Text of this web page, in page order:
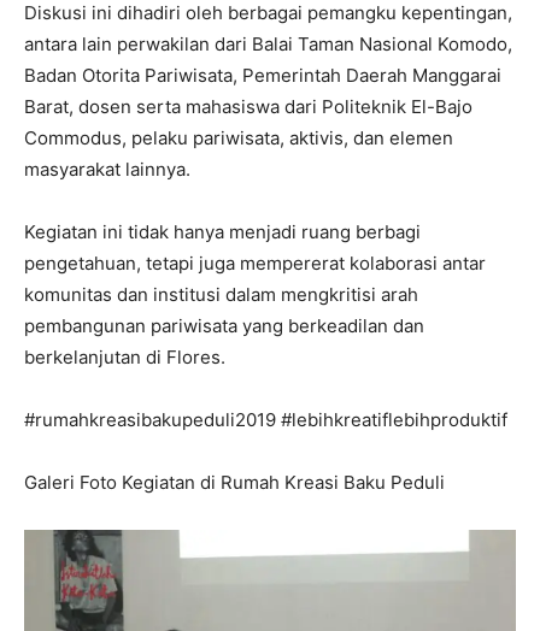
Diskusi ini dihadiri oleh berbagai pemangku kepentingan,
antara lain perwakilan dari Balai Taman Nasional Komodo,
Badan Otorita Pariwisata, Pemerintah Daerah Manggarai
Barat, dosen serta mahasiswa dari Politeknik El-Bajo
Commodus, pelaku pariwisata, aktivis, dan elemen
masyarakat lainnya.
Kegiatan ini tidak hanya menjadi ruang berbagi
pengetahuan, tetapi juga mempererat kolaborasi antar
komunitas dan institusi dalam mengkritisi arah
pembangunan pariwisata yang berkeadilan dan
berkelanjutan di Flores.
#rumahkreasibakupeduli2019 #lebihkreatiflebihproduktif
Galeri Foto Kegiatan di Rumah Kreasi Baku Peduli